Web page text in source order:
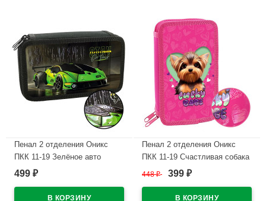
Пенал 2 отделения Оникс
ПКК 11-19 Зелёное авто
190х110мм ламинированный
499 ₽
Пенал 2 отделения Оникс
ПКК 11-19 Счастливая собака
(Lucky dog) 190х110мм
448₽ 399 ₽